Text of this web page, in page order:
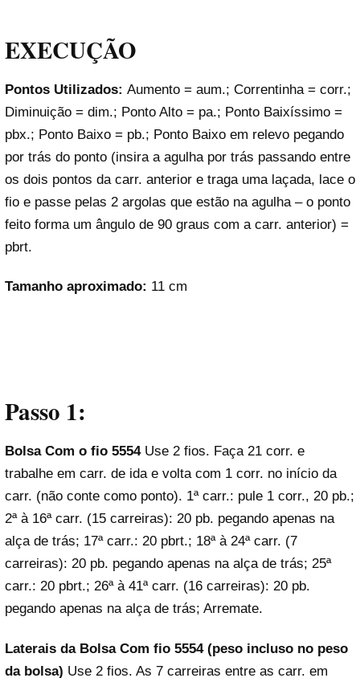
EXECUÇÃO
Pontos Utilizados: Aumento = aum.; Correntinha = corr.;
Diminuição = dim.; Ponto Alto = pa.; Ponto Baixíssimo =
pbx.; Ponto Baixo = pb.; Ponto Baixo em relevo pegando
por trás do ponto (insira a agulha por trás passando entre
os dois pontos da carr. anterior e traga uma laçada, lace o
fio e passe pelas 2 argolas que estão na agulha – o ponto
feito forma um ângulo de 90 graus com a carr. anterior) =
pbrt.
Tamanho aproximado: 11 cm
Passo 1:
Bolsa Com o fio 5554Use 2 fios. Faça 21 corr. e
trabalhe em carr. de ida e volta com 1 corr. no início da
carr. (não conte como ponto). 1ª carr.: pule 1 corr., 20 pb.;
2ª à 16ª carr. (15 carreiras): 20 pb. pegando apenas na
alça de trás; 17ª carr.: 20 pbrt.; 18ª à 24ª carr. (7
carreiras): 20 pb. pegando apenas na alça de trás; 25ª
carr.: 20 pbrt.; 26ª à 41ª carr. (16 carreiras): 20 pb.
pegando apenas na alça de trás; Arremate.
Laterais da Bolsa Com fio 5554 (peso incluso no peso
da bolsa) Use 2 fios. As 7 carreiras entre as carr. em